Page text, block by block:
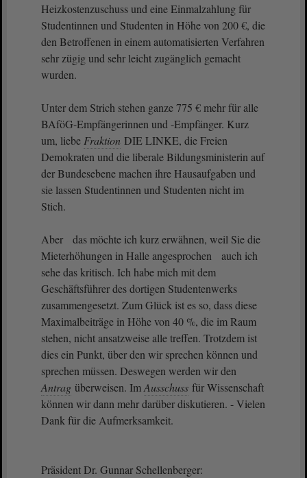
Heizkostenzuschuss und eine Einmalzahlung für
Studentinnen und Studenten in Höhe von 200 €, die
den Betroffenen in einem automatisierten Verfahren
sehr zügig und sehr leicht zugänglich gemacht
wurden.
Unter dem Strich stehen ganze 775 € mehr für alle
BAföG-Empfängerinnen und -Empfänger. Kurz
um, liebe Fraktion DIE LINKE, die Freien
Demokraten und die liberale Bildungsministerin auf
der Bundesebene machen ihre Hausaufgaben und
sie lassen Studentinnen und Studenten nicht im
Stich.
Aber das möchte ich kurz erwähnen, weil Sie die
Mieterhöhungen in Halle angesprochen auch ich
sehe das kritisch. Ich habe mich mit dem
Geschäftsführer des dortigen Studentenwerks
zusammengesetzt. Zum Glück ist es so, dass diese
Maximalbeiträge in Höhe von 40 %, die im Raum
stehen, nicht ansatzweise alle treffen. Trotzdem ist
dies ein Punkt, über den wir sprechen können und
sprechen müssen. Deswegen werden wir den
Antrag überweisen. ImAusschuss für Wissenschaft
können wir dann mehr darüber diskutieren. - Vielen
Dank für die Aufmerksamkeit.
Präsident Dr. Gunnar Schellenberger: